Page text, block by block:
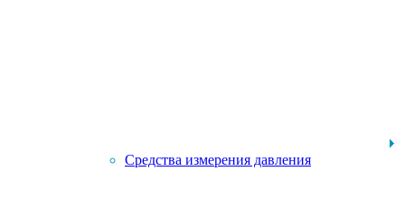
Средства измерения давления